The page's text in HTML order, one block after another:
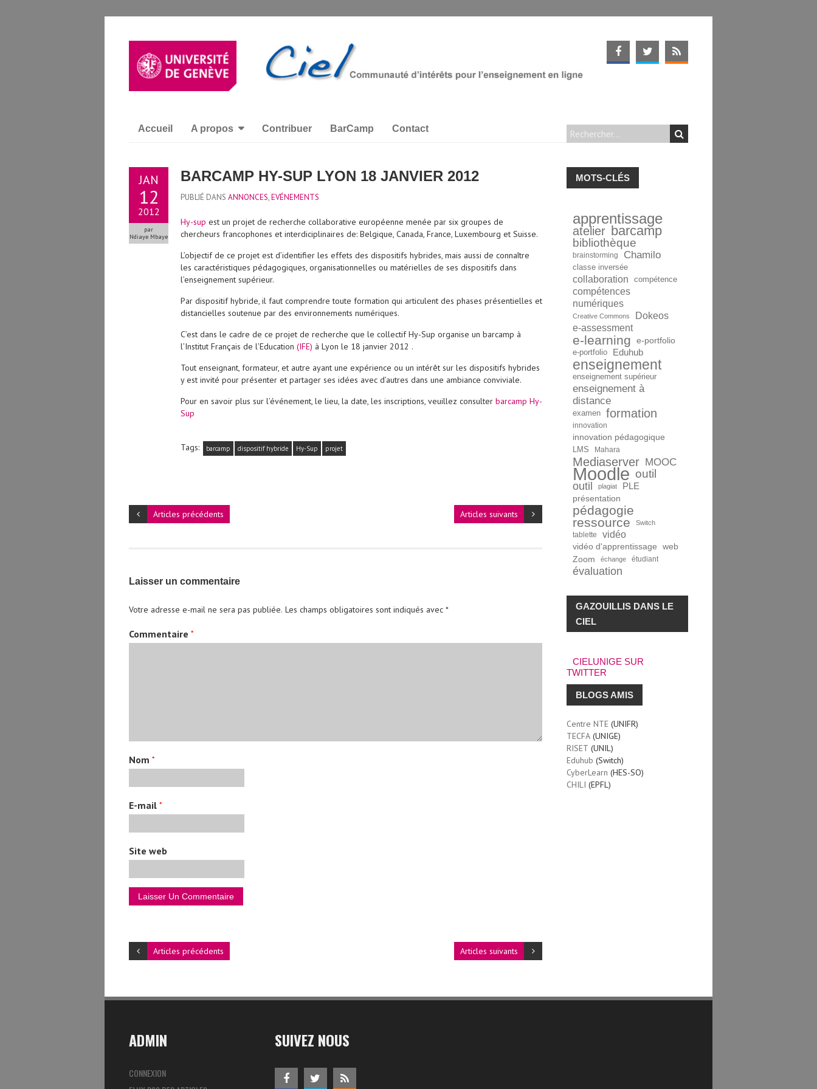
Accueil A propos Contribuer BarCamp Contact
JAN
12
2012
par
Ndiaye Mbaye
BARCAMP HY-SUP LYON 18 JANVIER 2012
PUBLIÉ DANS ANNONCES,EVÉNEMENTS
Hy-sup est un projet de recherche collaborative européenne menée par six groupes de
chercheurs francophones et interdiciplinaires de: Belgique, Canada, France, Luxembourg et Suisse.
L’objectif de ce projet est d’identifier les effets des dispositifs hybrides, mais aussi de connaître
les caractéristiques pédagogiques, organisationnelles ou matérielles de ses dispositifs dans
l’enseignement supérieur.
Par dispositif hybride, il faut comprendre toute formation qui articulent des phases présentielles et
distancielles soutenue par des environnements numériques.
C’est dans le cadre de ce projet de recherche que le collectif Hy-Sup organise un barcamp à
l’Institut Français de l’Education (IFE) à Lyon le 18 janvier 2012 .
Tout enseignant, formateur, et autre ayant une expérience ou un intérêt sur les dispositifs hybrides
y est invité pour présenter et partager ses idées avec d’autres dans une ambiance conviviale.
Pour en savoir plus sur l’événement, le lieu, la date, les inscriptions, veuillez consulter barcamp Hy-
Sup
Tags: barcamp dispositif hybride Hy-Sup projet
Articles suivants
Articles précédents
Laisser un commentaire
Votre adresse e-mail ne sera pas publiée. Les champs obligatoires sont indiqués avec *
Commentaire *
Nom *
E-mail *
Site web
Articles suivants
Articles précédents
MOTS-CLÉS
apprentissage
atelier barcamp
bibliothèque
brainstorming Chamilo
classe inversée
collaboration compétence
compétences
numériques
Creative Commons
Dokeos
e-assessment
e-learning e-portfolio
e-portfolio Eduhub
enseignement
enseignement supérieur
enseignement à
distance
examen formation
innovation
innovation pédagogique
LMS Mahara
Mediaserver MOOC
Moodle outil
outil plagiat PLE
présentation
pédagogie
ressource
Switch
tablette vidéo
vidéo d'apprentissage web
Zoom échange étudiant
évaluation
GAZOUILLIS DANS LE
CIEL
CIELUNIGE SUR
TWITTER
BLOGS AMIS
Centre NTE (UNIFR)
TECFA (UNIGE)
RISET (UNIL)
Eduhub (Switch)
CyberLearn (HES-SO)
CHILI (EPFL)
ADMIN
CONNEXION
SUIVEZ NOUS